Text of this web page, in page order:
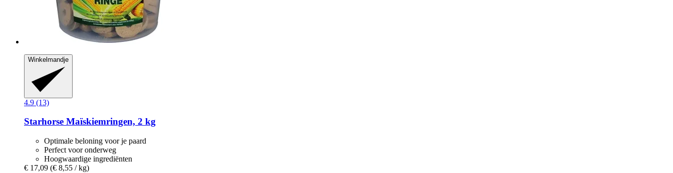
Winkelmandje
4.9 (13)
Starhorse Maïskiemringen, 2 kg
Optimale beloning voor je paard
Perfect voor onderweg
Hoogwaardige ingrediënten
€ 17,09 (€ 8,55 / kg)